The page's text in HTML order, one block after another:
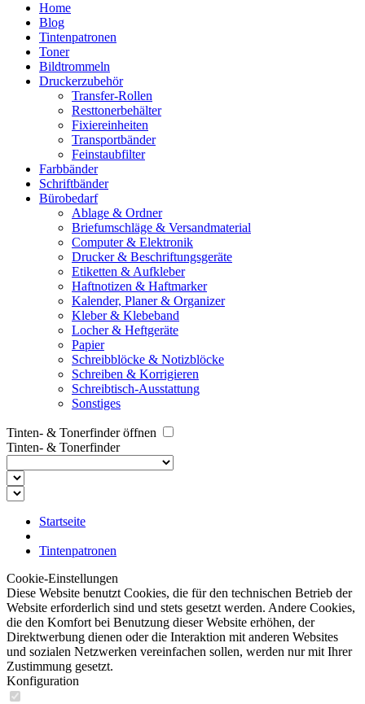
Home
Blog
Tintenpatronen
Toner
Bildtrommeln
Druckerzubehör
Transfer-Rollen
Resttonerbehälter
Fixiereinheiten
Transportbänder
Feinstaubfilter
Farbbänder
Schriftbänder
Bürobedarf
Ablage & Ordner
Briefumschläge & Versandmaterial
Computer & Elektronik
Drucker & Beschriftungsgeräte
Etiketten & Aufkleber
Haftnotizen & Haftmarker
Kalender, Planer & Organizer
Kleber & Klebeband
Locher & Heftgeräte
Papier
Schreibblöcke & Notizblöcke
Schreiben & Korrigieren
Schreibtisch-Ausstattung
Sonstiges
Tinten- & Tonerfinder öffnen
Tinten- & Tonerfinder
Startseite
Tintenpatronen
Cookie-Einstellungen
Diese Website benutzt Cookies, die für den technischen Betrieb der
Website erforderlich sind und stets gesetzt werden. Andere Cookies,
die den Komfort bei Benutzung dieser Website erhöhen, der
Direktwerbung dienen oder die Interaktion mit anderen Websites
und sozialen Netzwerken vereinfachen sollen, werden nur mit Ihrer
Zustimmung gesetzt.
Konfiguration